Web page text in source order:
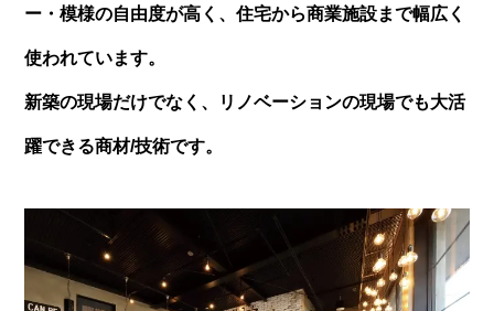
ー・模様の自由度が高く、住宅から商業施設まで幅広く
使われています。
新築の現場だけでなく、リノベーションの現場でも大活
躍できる商材/技術です。